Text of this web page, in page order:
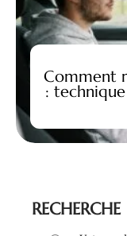
Comment
:
RECHERCHE